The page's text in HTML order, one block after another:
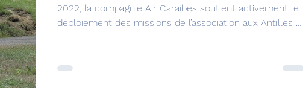
2022, la compagnie Air Caraïbes soutient activement le
déploiement des missions de l’association aux Antilles et
valoriser le patrimoine naturel exceptionnel des
aéroports de Martinique – Aimé Césaire, de Guadeloupe